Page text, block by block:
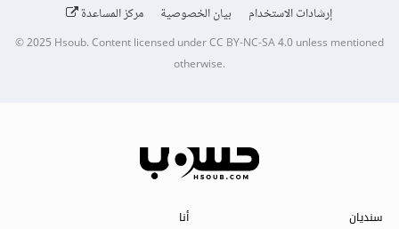
إرشادات الاستخدام
بيان الخصوصية مركز المساعدة
© 2025Hsoub.Content licensed underCC BY-NC-SA 4.0unless mentioned
otherwise.